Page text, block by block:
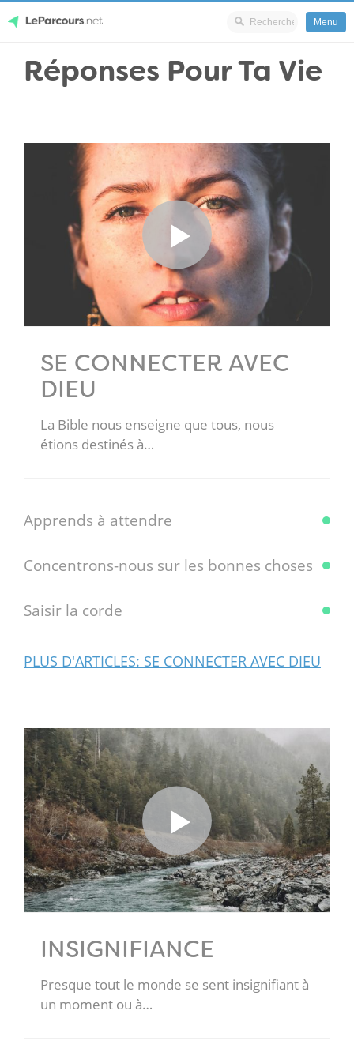
LeParcours.net
Menu
Réponses Pour Ta Vie
SE CONNECTER AVEC
DIEU
La Bible nous enseigne que tous, nous
étions destinés à…
Apprends à attendre
Concentrons-nous sur les bonnes choses
Saisir la corde
PLUS D'ARTICLES: SE CONNECTER AVEC DIEU
INSIGNIFIANCE
Presque tout le monde se sent insignifiant à
un moment ou à…